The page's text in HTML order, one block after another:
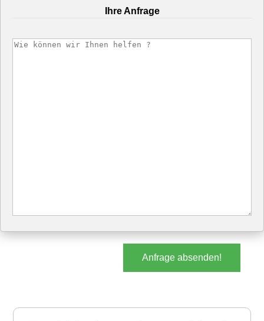
Ihre Anfrage
Anfrage absenden!